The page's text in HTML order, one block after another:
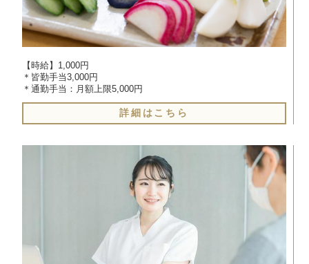
【時給】1,000円
＊皆勤手当3,000円
詳細はこちら